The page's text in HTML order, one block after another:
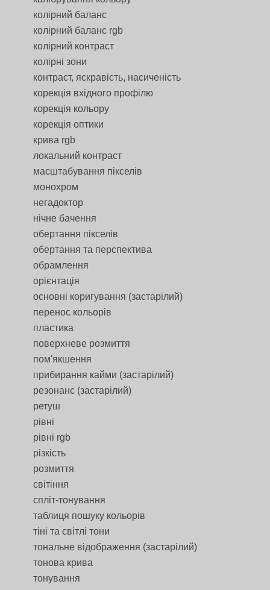
колірний баланс
колірний баланс rgb
колірний контраст
колірні зони
контраст, яскравість, насиченість
корекція вхідного профілю
корекція кольору
корекція оптики
крива rgb
локальний контраст
масштабування пікселів
монохром
негадоктор
нічне бачення
обертання пікселів
обертання та перспектива
обрамлення
орієнтація
основні коригування (застарілий)
перенос кольорів
пластика
поверхневе розмиття
пом'якшення
прибирання кайми (застарілий)
резонанс (застарілий)
ретуш
рівні
рівні rgb
різкість
розмиття
світіння
спліт-тонування
таблиця пошуку кольорів
тіні та світлі тони
тональне відображення (застарілий)
тонова крива
тонування